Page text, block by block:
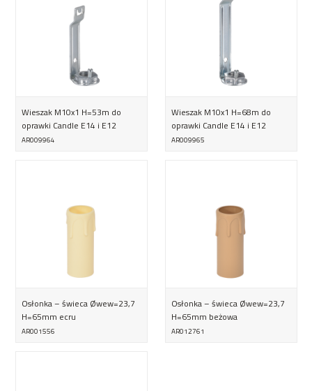
Wieszak M10x1 H=53m do
oprawki Candle E14 i E12
AR009964
Wieszak M10x1 H=68m do
oprawki Candle E14 i E12
AR009965
Osłonka – świeca Øwew=23,7
H=65mm ecru
AR001556
Osłonka – świeca Øwew=23,7
H=65mm beżowa
AR012761